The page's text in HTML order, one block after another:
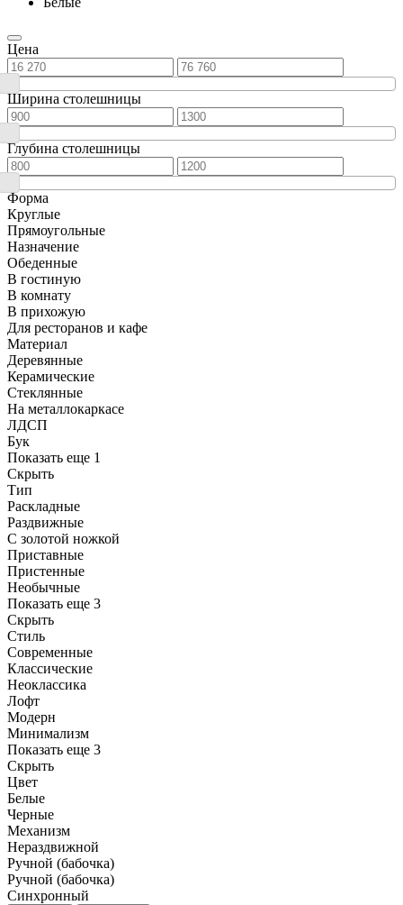
Цена
Ширина столешницы
Глубина столешницы
Форма
Круглые
Прямоугольные
Назначение
Обеденные
В гостиную
В комнату
В прихожую
Для ресторанов и кафе
Материал
Деревянные
Керамические
Стеклянные
На металлокаркасе
ЛДСП
Бук
Показать еще 1
Скрыть
Тип
Раскладные
Раздвижные
С золотой ножкой
Приставные
Пристенные
Необычные
Показать еще 3
Скрыть
Стиль
Современные
Классические
Неоклассика
Лофт
Модерн
Минимализм
Показать еще 3
Скрыть
Цвет
Белые
Черные
Механизм
Нераздвижной
Ручной (бабочка)
Ручной (бабочка)
Синхронный